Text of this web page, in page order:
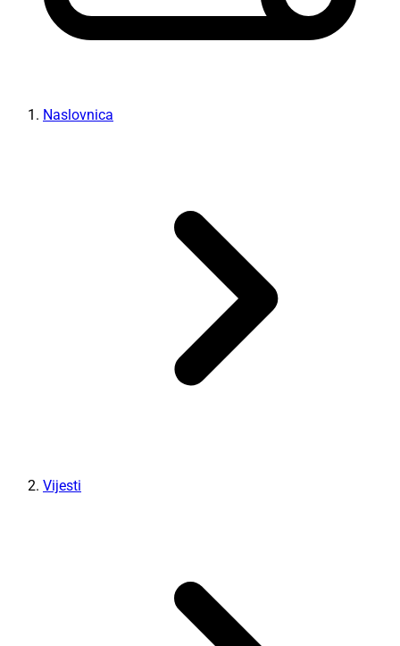
Naslovnica
Vijesti